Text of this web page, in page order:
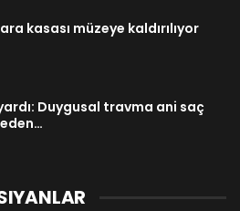
kasası müzeye kaldırılıyor
Duygusal travma ani saç